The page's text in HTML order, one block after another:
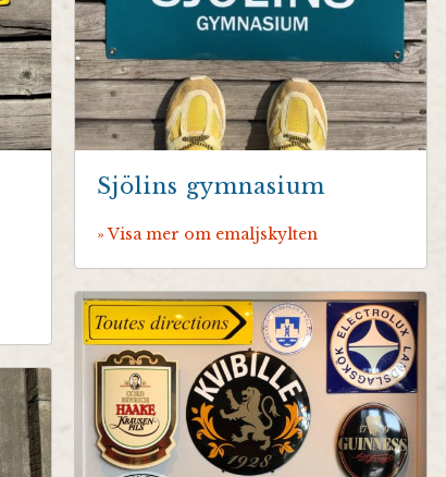
Sjölins gymnasium
» Visa mer om emaljskylten